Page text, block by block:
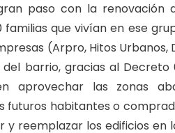
paso con la renovación
familias que vivían en ese
(Arpro, Hitos
barrio, gracias al Decreto
aprovechar las zonas
futuros habitantes o
reemplazar los edificios en